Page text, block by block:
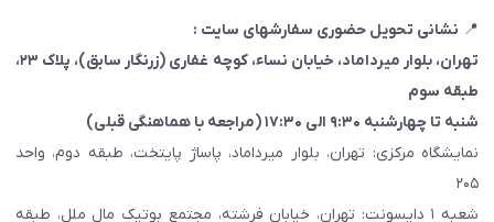
📍 نشانی تحویل حضوری سفارشهای سایت :
تهران، بلوار میرداماد، خیابان نساء، کوچه غفاری (زرنگار سابق)
، پلاک ۲۳،
طبقه سوم
شنبه تا چهارشنبه ۹:۳۰ الی ۱۷:۳۰ (مراجعه با هماهنگی قبلی)
نمایشگاه مرکزی: تهران، بلوار میرداماد، پاساژ پایتخت، طبقه دوم، واحد
۲۰۵
شعبه ۱ دایسونت: تهران، خیابان فرشته، مجتمع بوتیک مال ملل، طبقه